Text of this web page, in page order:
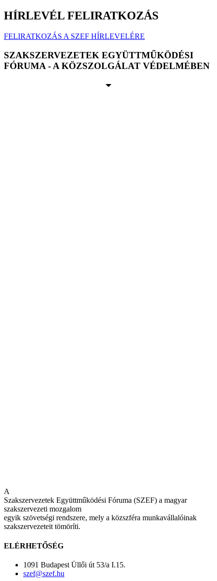
HÍRLEVÉL FELIRATKOZÁS
FELIRATKOZÁS A SZEF HÍRLEVELÉRE
SZAKSZERVEZETEK EGYÜTTMŰKÖDÉSI
FÓRUMA - A KÖZSZOLGÁLAT VÉDELMÉBEN
A
Szakszervezetek Együttműködési Fóruma (SZEF) a magyar
szakszervezeti mozgalom
egyik szövetségi rendszere, mely a közszféra munkavállalóinak
szakszervezeteit tömöríti.
ELÉRHETŐSÉG
1091 Budapest Üllői út 53/a I.15.
szef@szef.hu